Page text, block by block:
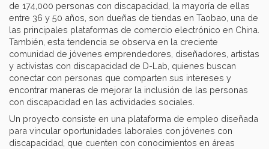
de 174,000 personas con discapacidad, la mayoría de ellas
entre 36 y 50 años, son dueñas de tiendas en Taobao, una de
las principales plataformas de comercio electrónico en China.
También, esta tendencia se observa en la creciente
comunidad de jóvenes emprendedores, diseñadores, artistas
y activistas con discapacidad de D-Lab, quienes buscan
conectar con personas que comparten sus intereses y
encontrar maneras de mejorar la inclusión de las personas
con discapacidad en las actividades sociales.
Un proyecto consiste en una plataforma de empleo diseñada
para vincular oportunidades laborales con jóvenes con
discapacidad, que cuenten con conocimientos en áreas